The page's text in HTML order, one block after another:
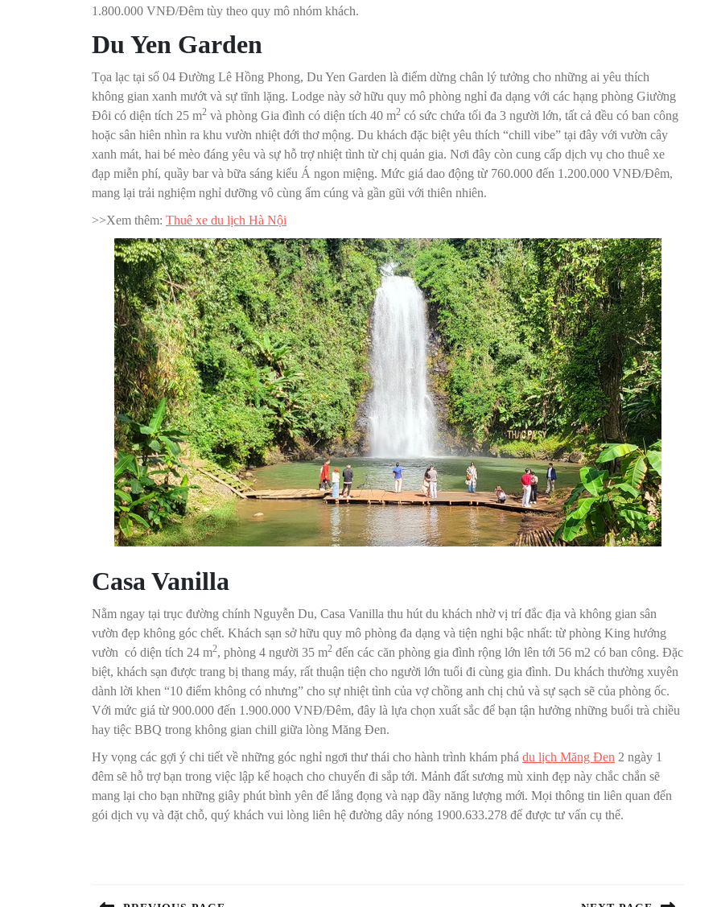
1.800.000 VNĐ/Đêm tùy theo quy mô nhóm khách.
Du Yen Garden
Tọa lạc tại số 04 Đường Lê Hồng Phong, Du Yen Garden là điểm dừng chân lý tưởng cho những ai yêu thích
không gian xanh mướt và sự tĩnh lặng. Lodge này sở hữu quy mô phòng nghỉ đa dạng với các hạng phòng Giường
Đôi có diện tích 25 m2 và phòng Gia đình có diện tích 40 m2 có sức chứa tối đa 3 người lớn, tất cả đều có ban công
hoặc sân hiên nhìn ra khu vườn nhiệt đới thơ mộng. Du khách đặc biệt yêu thích “chill vibe” tại đây với vườn cây
xanh mát, hai bé mèo đáng yêu và sự hỗ trợ nhiệt tình từ chị quản gia. Nơi đây còn cung cấp dịch vụ cho thuê xe
đạp miễn phí, quầy bar và bữa sáng kiểu Á ngon miệng. Mức giá dao động từ 760.000 đến 1.200.000 VNĐ/Đêm,
mang lại trải nghiệm nghỉ dưỡng vô cùng ấm cúng và gần gũi với thiên nhiên.
>>Xem thêm: Thuê xe du lịch Hà Nội
Casa Vanilla
Nằm ngay tại trục đường chính Nguyễn Du, Casa Vanilla thu hút du khách nhờ vị trí đắc địa và không gian sân
vườn đẹp không góc chết. Khách sạn sở hữu quy mô phòng đa dạng và tiện nghi bậc nhất: từ phòng King hướng
vườn có diện tích 24 m2, phòng 4 người 35 m2 đến các căn phòng gia đình rộng lớn lên tới 56 m2 có ban công. Đặc
biệt, khách sạn được trang bị thang máy, rất thuận tiện cho người lớn tuổi đi cùng gia đình. Du khách thường xuyên
dành lời khen “10 điểm không có nhưng” cho sự nhiệt tình của vợ chồng anh chị chủ và sự sạch sẽ của phòng ốc.
Với mức giá từ 900.000 đến 1.900.000 VNĐ/Đêm, đây là lựa chọn xuất sắc để bạn tận hưởng những buổi trà chiều
hay tiệc BBQ trong không gian chill giữa lòng Măng Đen.
Hy vọng các gợi ý chi tiết về những góc nghỉ ngơi thư thái cho hành trình khám phá du lịch Măng Đen 2 ngày 1
đêm sẽ hỗ trợ bạn trong việc lập kế hoạch cho chuyến đi sắp tới. Mảnh đất sương mù xinh đẹp này chắc chắn sẽ
mang lại cho bạn những giây phút bình yên để lắng đọng và nạp đầy năng lượng mới. Mọi thông tin liên quan đến
gói dịch vụ và đặt chỗ, quý khách vui lòng liên hệ đường dây nóng 1900.633.278 để được tư vấn cụ thể.